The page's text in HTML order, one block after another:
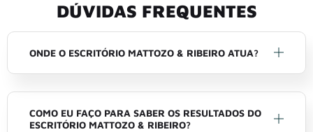
DÚVIDAS FREQUENTES
ONDE O ESCRITÓRIO MATTOZO & RIBEIRO ATUA?
COMO EU FAÇO PARA SABER OS RESULTADOS DO
ESCRITÓRIO MATTOZO & RIBEIRO?